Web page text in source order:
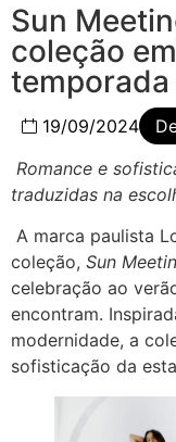
Sun
coleção
temporada
19/09/2024
Romance e
traduzidas na
A marca paulista
coleção, Sun
celebração ao
encontram.
modernidade, a
sofisticação da